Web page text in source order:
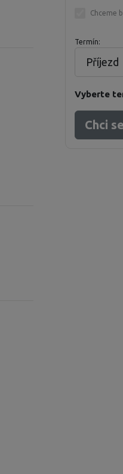
Chceme
Termín:
Příjezd
Vyberte
Chci